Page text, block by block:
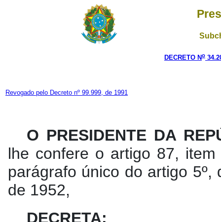
DECRETO No
Revogado pelo Decreto nº 99.999, de 1991
O PRESIDENTE DA
lhe confere o artigo 87,
parágrafo único do artigo
de 1952,
DECRETA: